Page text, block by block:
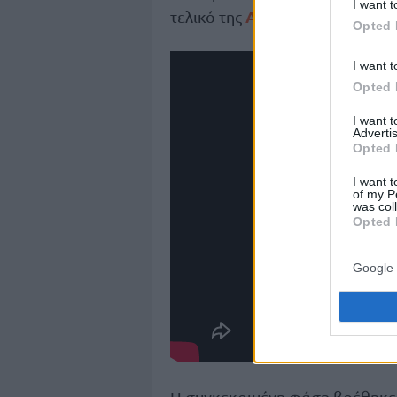
I want
Opted
I want
Opted
I want
Opted
I want
of my
was
Opted
Google
τελικό της ΑΕΚ